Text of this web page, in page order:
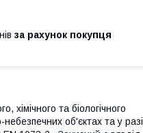
за рахунок покупця
хімічного та біологічного
об'єктах та у разі